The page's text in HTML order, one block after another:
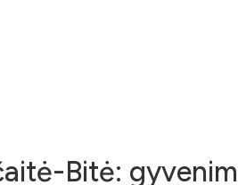
Bitė: